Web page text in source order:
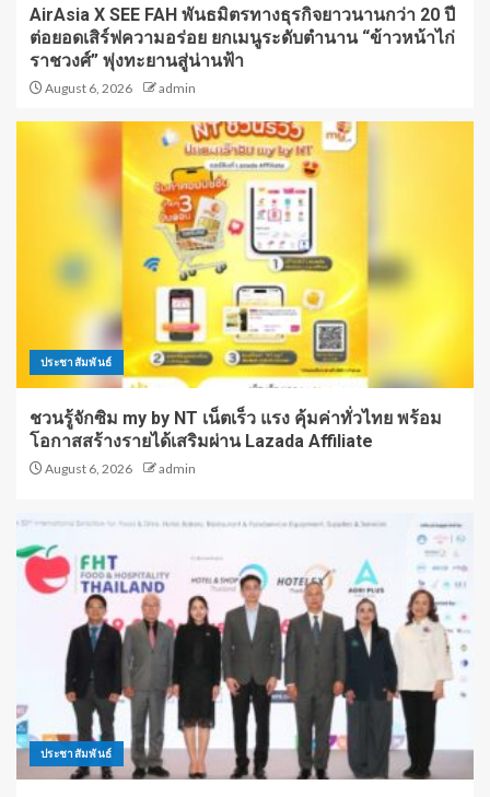
AirAsia X SEE FAH พันธมิตรทางธุรกิจยาวนานกว่า 20 ปี
ต่อยอดเสิร์ฟความอร่อย ยกเมนูระดับตำนาน “ข้าวหน้าไก่
ราชวงศ์” พุ่งทะยานสู่น่านฟ้า
August 6, 2026 admin
ประชาสัมพันธ์
ชวนรู้จักซิม my by NT เน็ตเร็ว แรง คุ้มค่าทั่วไทย พร้อม
โอกาสสร้างรายได้เสริมผ่าน Lazada Affiliate
August 6, 2026 admin
ประชาสัมพันธ์